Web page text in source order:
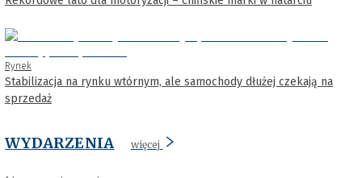
Rynek
Stabilizacja na rynku wtórnym, ale samochody dłużej czekają na
sprzedaż
WYDARZENIA więcej